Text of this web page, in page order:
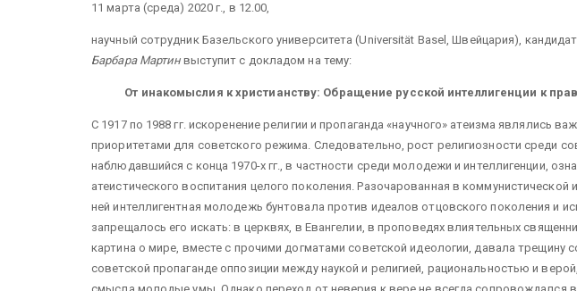
11 марта (среда) 2020 г., в 12.00,
научный сотрудник Базельского университета (Universität Basel, Швейцария),
Барбара Мартин выступит с докладом на тему:
От инакомыслия к христианству: Обращение русской интеллигенции к
С 1917 по 1988 гг. искоренение религии и пропаганда «научного» атеизма являлись
приоритетами для советского режима. Следовательно, рост религиозности среди
наблюдавшийся с конца 1970-х гг., в частности среди молодежи и интеллигенции,
атеистического воспитания целого поколения. Разочарованная в
ней интеллигентная молодежь бунтовала против идеалов отцовского поколения и
запрещалось его искать: в церквях, в Евангелии, в проповедях влиятельных
картина о мире, вместе с прочими догматами советской идеологии, давала трещину
советской пропаганде оппозиции между наукой и религией, рациональностью и